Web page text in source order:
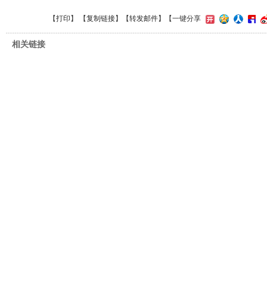
【打印 】 【复制链接】【转发邮件】 【一键分享
相关链接